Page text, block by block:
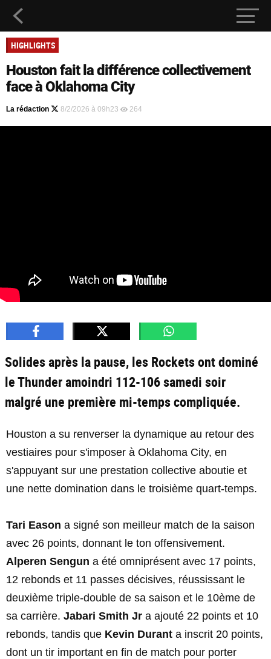
HIGHLIGHTS
Houston fait la différence collectivement
face à Oklahoma City
La rédaction 8/2/2026 à 09h23 264
Solides après la pause, les Rockets ont dominé
le Thunder amoindri 112-106 samedi soir
malgré une première mi-temps compliquée.
Houston a su renverser la dynamique au retour des
vestiaires pour s'imposer à Oklahoma City, en
s'appuyant sur une prestation collective aboutie et
une nette domination dans le troisième quart-temps.
Tari Eason a signé son meilleur match de la saison
avec 26 points, donnant le ton offensivement.
Alperen Sengun a été omniprésent avec 17 points,
12 rebonds et 11 passes décisives, réussissant le
deuxième triple-double de sa saison et le 10ème de
sa carrière. Jabari Smith Jr a ajouté 22 points et 10
rebonds, tandis que Kevin Durant a inscrit 20 points,
dont un tir important en fin de match pour porter